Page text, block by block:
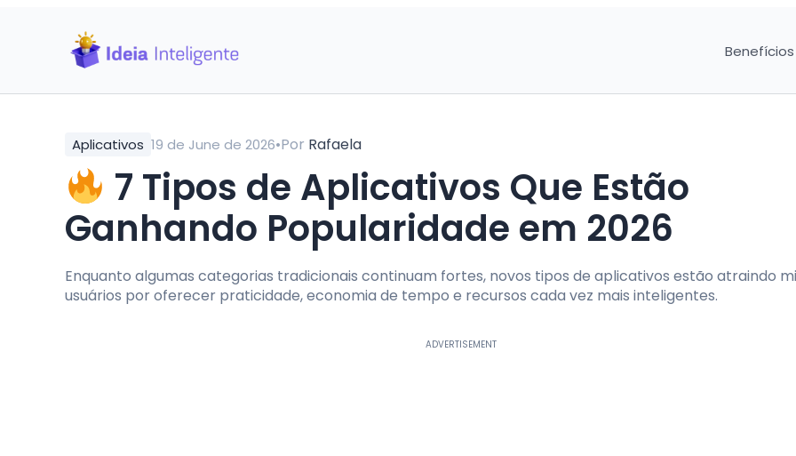
Benefícios
Aplicativos 19 de June de 2026•Por Rafaela
7 Tipos de Aplicativos Que Estão
Ganhando Popularidade em 2026
Enquanto algumas categorias tradicionais continuam fortes, novos tipos de aplicativos estão atraindo
usuários por oferecer praticidade, economia de tempo e recursos cada vez mais inteligentes.
ADVERTISEMENT